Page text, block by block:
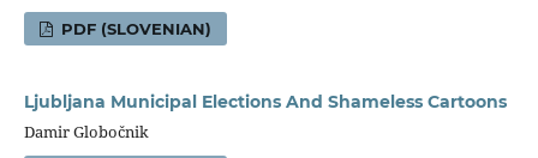
PDF (SLOVENIAN)
Ljubljana Municipal Elections And Shameless Cartoons
Damir Globočnik